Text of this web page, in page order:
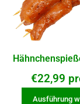
€22,99
Ausführung